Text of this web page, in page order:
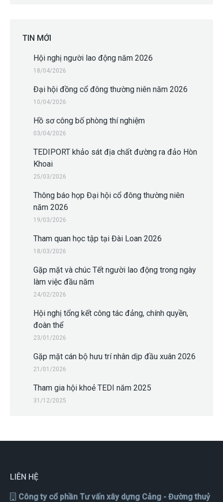
TIN MỚI
Hội nghị người lao động năm 2026
18/04/2026
Đại hội đồng cổ đông thường niên năm 2026
10/04/2026
Hồ sơ công bố phòng thí nghiệm
03/04/2026
TEDIPORT khảo sát địa chất đường ra đảo Hòn
Khoai
25/03/2026
Thông báo họp Đại hội cổ đông thường niên
năm 2026
19/03/2026
Tham quan học tập tại Đài Loan 2026
18/03/2026
Gặp mặt và chúc Tết người lao động trong ngày
làm việc đầu năm
24/02/2026
Hội nghị tổng kết công tác đảng, chính quyền,
đoàn thể
23/01/2026
Gặp mặt cán bộ hưu trí nhân dịp đầu xuân 2026
21/01/2026
Tham gia hội khoẻ TEDI năm 2025
31/12/2025
LIÊN HỆ
Công ty cổ phần Tư vấn xây dựng Cảng - Đường thuỷ